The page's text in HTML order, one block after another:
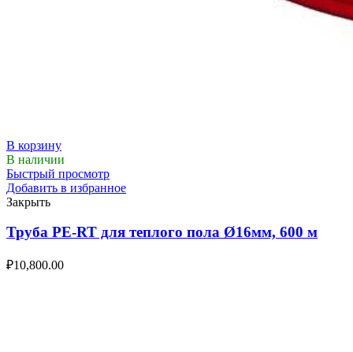
В корзину
В наличии
Быстрый просмотр
Добавить в избранное
Закрыть
Труба PE-RT для теплого пола Ø16мм, 600 м
₽10,800.00